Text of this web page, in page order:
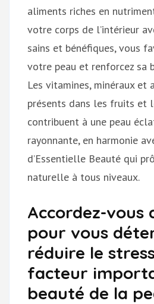
aliments riches en
votre corps de l’intérieur
sains et bénéfiques, vous
votre peau et renforcez sa
Les vitamines, minéraux et
présents dans les fruits et
contribuent à une peau
rayonnante, en harmonie
d’Essentielle Beauté qui
naturelle à tous niveaux.
Accordez-vous
pour vous
réduire le
facteur
beauté de la